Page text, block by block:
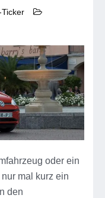
oder ein
mal kurz ein
den